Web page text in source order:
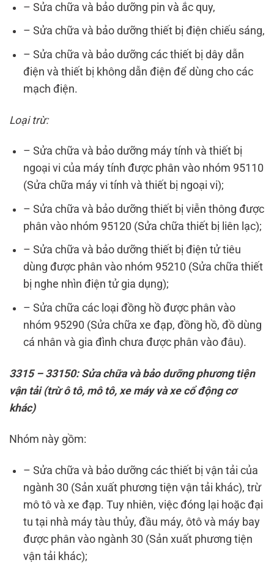
– Sửa chữa và bảo dưỡng pin và ắc quy,
– Sửa chữa và bảo dưỡng thiết bị điện chiếu sáng,
– Sửa chữa và bảo dưỡng các thiết bị dây dẫn
điện và thiết bị không dẫn điện để dùng cho các
mạch điện.
Loại trừ:
– Sửa chữa và bảo dưỡng máy tính và thiết bị
ngoại vi của máy tính được phân vào nhóm 95110
(Sửa chữa máy vi tính và thiết bị ngoại vi);
– Sửa chữa và bảo dưỡng thiết bị viễn thông được
phân vào nhóm 95120 (Sửa chữa thiết bị liên lạc);
– Sửa chữa và bảo dưỡng thiết bị điện tử tiêu
dùng được phân vào nhóm 95210 (Sửa chữa thiết
bị nghe nhìn điện tử gia dụng);
– Sửa chữa các loại đồng hồ được phân vào
nhóm 95290 (Sửa chữa xe đạp, đồng hồ, đồ dùng
cá nhân và gia đình chưa được phân vào đâu).
3315 – 33150: Sửa chữa và bảo dưỡng phương tiện
vận tải (trừ ô tô, mô tô, xe máy và xe cổ động cơ
khác)
Nhóm này gồm:
– Sửa chữa và bảo dưỡng các thiết bị vận tải của
ngành 30 (Sản xuất phương tiện vận tải khác), trừ
mô tô và xe đạp. Tuy nhiên, việc đóng lại hoặc đại
tu tại nhà máy tàu thủy, đầu máy, ôtô và máy bay
được phân vào ngành 30 (Sản xuất phương tiện
vận tải khác);